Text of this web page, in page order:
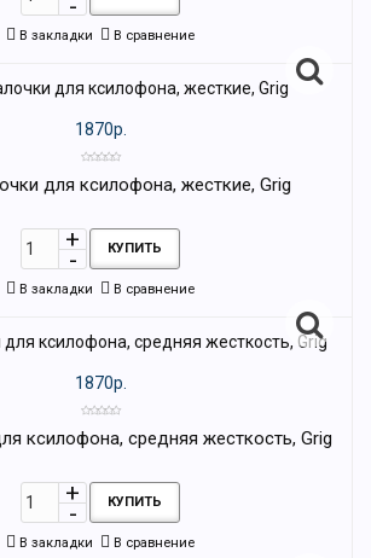
В закладки В сравнение
1870р.
для ксилофона, жесткие, Grig
КУПИТЬ
В закладки В сравнение
1870р.
ксилофона, средняя жесткость, Grig
КУПИТЬ
В закладки В сравнение